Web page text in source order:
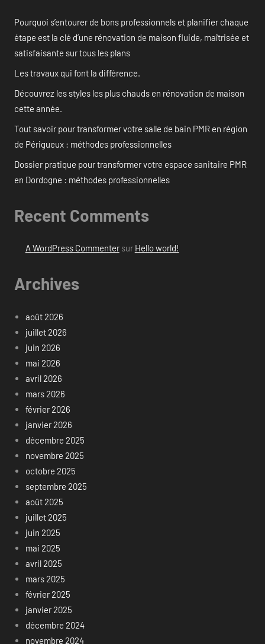
Pourquoi s’entourer de bons professionnels et planifier chaque
étape est la clé d’une rénovation de maison fluide, maîtrisée et
satisfaisante sur tous les plans
Les travaux qui font la différence.
Découvrez les styles les plus chauds en rénovation de maison
cette année.
Tout savoir pour transformer votre salle de bain PMR en région
de Périgueux : méthodes professionnelles
Dossier pratique pour transformer votre espace sanitaire PMR
en Dordogne : méthodes professionnelles
Recent Comments
A WordPress Commentersur Hello world!
Archives
août 2026
juillet 2026
juin 2026
mai 2026
avril 2026
mars 2026
février 2026
janvier 2026
décembre 2025
novembre 2025
octobre 2025
septembre 2025
août 2025
juillet 2025
juin 2025
mai 2025
avril 2025
mars 2025
février 2025
janvier 2025
décembre 2024
novembre 2024